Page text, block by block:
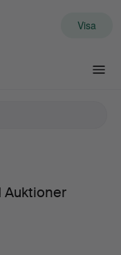
Visa
Auktioner